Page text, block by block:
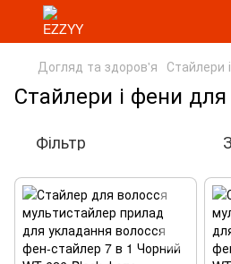
Догляд та здоров'я Стайлери
Стайлери і фени
Фільтр